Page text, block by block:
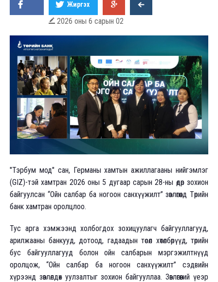
Жиргэх
 2026 оны 6 сарын 02
"Тэрбум мод" сан, Германы хамтын ажиллагааны нийгэмлэг
(GIZ)-тэй хамтран 2026 оны 5 дугаар сарын 28-ны өдөр зохион
байгуулсан “Ойн салбар ба ногоон санхүүжилт” зөвлөгөөнд Төрийн
банк хамтран оролцлоо.
Тус арга хэмжээнд холбогдох зохицуулагч байгууллагууд,
арилжааны банкууд, дотоод, гадаадын төсөл хөтөлбөрүүд, төрийн
бус байгууллагууд болон ойн салбарын мэргэжилтнүүд
оролцож, “Ойн салбар ба ногоон санхүүжилт” сэдвийн
хүрээнд зөвлөлдөх уулзалтыг зохион байгууллаа. Зөвлөгөөний үеэр